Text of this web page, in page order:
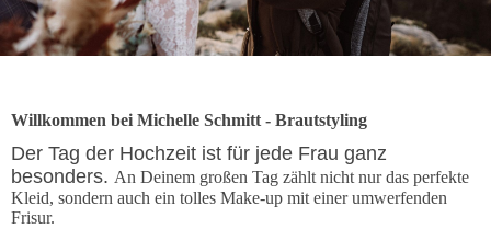
Willkommen bei Michelle Schmitt - Brautstyling
Der Tag der Hochzeit ist für jede Frau ganz
besonders. An Deinem großen Tag zählt nicht nur das perfekte
Kleid, sondern auch ein tolles Make-up mit einer umwerfenden
Frisur.